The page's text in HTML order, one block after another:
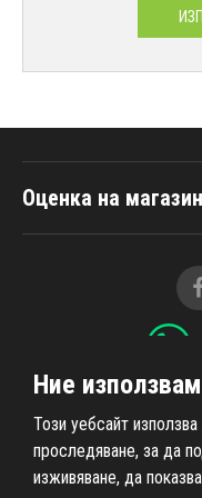
Всичко за
Оценка на
Ние
Този уебсайт
проследяване, за да
изживяване, да